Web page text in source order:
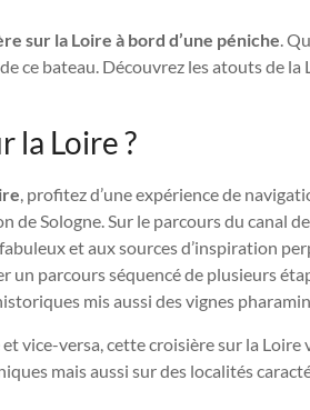
sur la Loire à bord d’une péniche.
ce bateau. Découvrez les atouts de la
la Loire ?
, profitez d’une expérience de
de Sologne. Sur le parcours du canal
et aux sources d’inspiration
un parcours séquencé de plusieurs
mis aussi des vignes
vice-versa, cette croisière sur la Loire
mais aussi sur des localités